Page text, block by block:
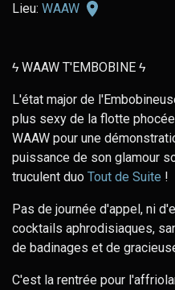
Lieu: WAAW
Maps
ϟ WAAW T'EMBOBINE ϟ
L'état major de
plus sexy de la flotte
WAAW pour une
puissance de son glamour
truculent duo Tout de Suite !
Pas de journée d'appel, ni
cocktails aphrodisiaques,
de badinages et de
C'est la rentrée pour